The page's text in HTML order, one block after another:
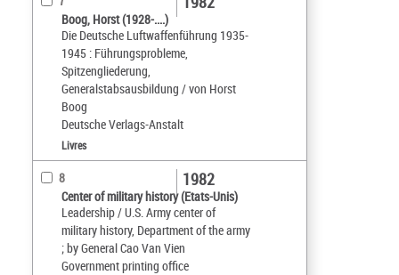
Boog, Horst (1928-....)
Die Deutsche Luftwaffenführung 1935-
1945 : Führungsprobleme,
Spitzengliederung,
Generalstabsausbildung / von Horst
Boog
Deutsche Verlags-Anstalt
Livres
8
Center of military history (Etats-Unis)
Leadership / U.S. Army center of
military history, Department of the army
; by General Cao Van Vien
Government printing office
1982